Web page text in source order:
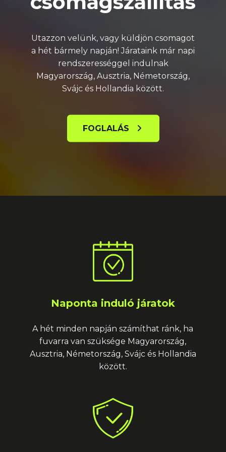
Utazzon velünk, vagy küldjön csomagot
a hét bármely napján! Járataink már napi
rendszerességgel indulnak
Magyarország, Ausztria, Németország,
Svájc és Hollandia között.
FOGLALÁS
Naponta induló járatok
A hét minden napján számíthat ránk, ha
fuvarra van szüksége Magyarország,
Ausztria, Németország, Svájc és Hollandia
között.